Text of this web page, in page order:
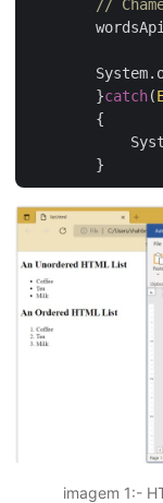
//
	}
catch(
imagem 1:-